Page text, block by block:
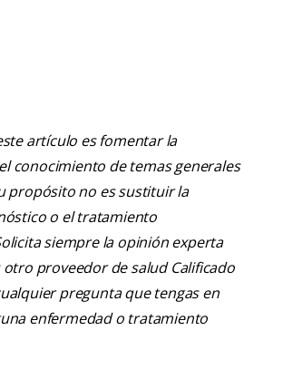
artículo es fomentar la
conocimiento de temas generales
propósito no es sustituir la
o el tratamiento
siempre la opinión experta
proveedor de salud Calificado
pregunta que tengas en
enfermedad o tratamiento